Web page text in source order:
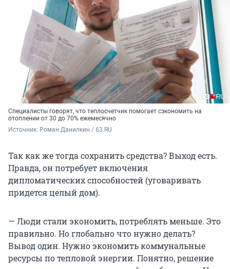
Специалисты говорят, что теплосчетчик помогает сэкономить на
отоплении от 30 до 70% ежемесячно
Источник: Роман Данилкин / 63.RU
Так как же тогда сохранить средства? Выход есть.
Правда, он потребует включения
дипломатических способностей (уговаривать
придется целый дом).
— Люди стали экономить, потреблять меньше. Это
правильно. Но глобально что нужно делать?
Вывод один. Нужно экономить коммунальные
ресурсы по тепловой энергии. Понятно, решение